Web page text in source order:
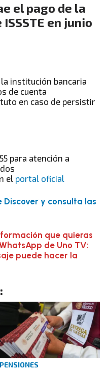
el pago de la
en junio
institución bancaria
de cuenta
en caso de persistir
para atención a
el portal oficial
Discover y consulta las
que quieras
de Uno TV:
puede hacer la
PENSIONES